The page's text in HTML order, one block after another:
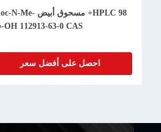
HPLC 98+ مسحوق أبيض Fmoc-N-Me-
Trp-OH 112913-63-0 CAS
احصل على أفضل سعر